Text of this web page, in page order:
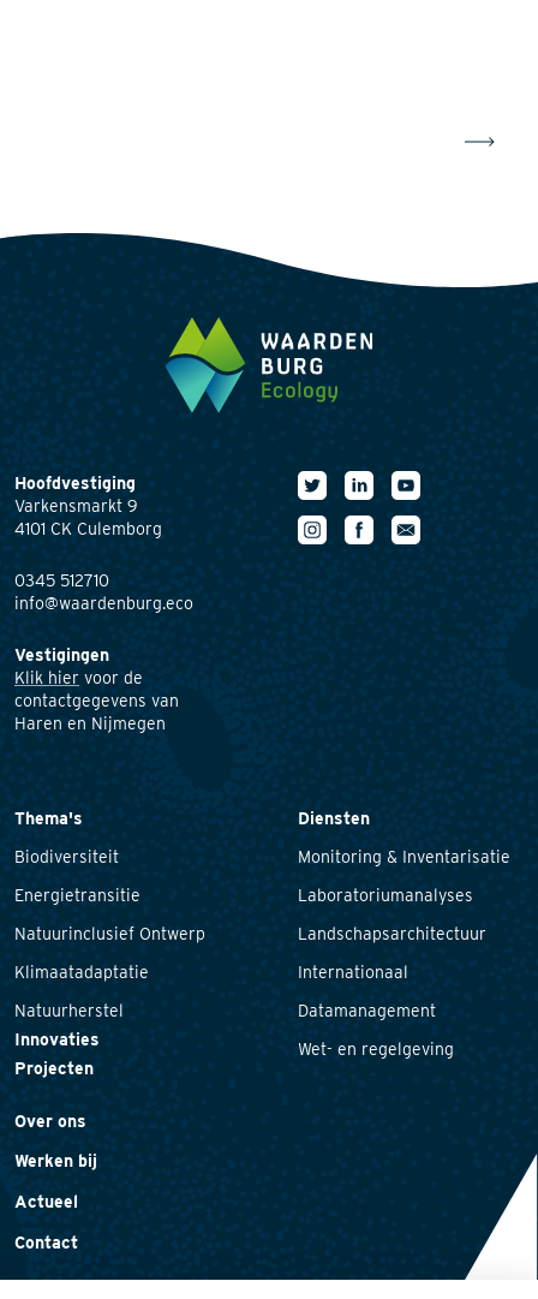
Hoofdvestiging
Varkensmarkt 9
4101 CK Culemborg
0345 512710
info@waardenburg.eco
Vestigingen
Klik hier voor de
contactgegevens van
Haren en Nijmegen
Thema's
Biodiversiteit
Energietransitie
Natuurinclusief Ontwerp
Klimaatadaptatie
Natuurherstel
Innovaties
Projecten
Diensten
Monitoring & Inventarisatie
Laboratoriumanalyses
Landschapsarchitectuur
Internationaal
Datamanagement
Wet- en regelgeving
Over ons
Werken bij
Actueel
Contact